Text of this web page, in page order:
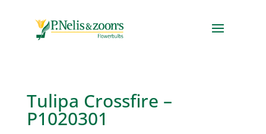
Tulipa Crossfire –
P1020301